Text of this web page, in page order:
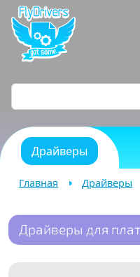
Драйверы
Главная Драйверы
Драйверы для